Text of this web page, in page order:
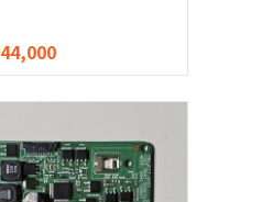
44,000